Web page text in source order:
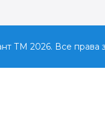
ТМ 2026. Все права